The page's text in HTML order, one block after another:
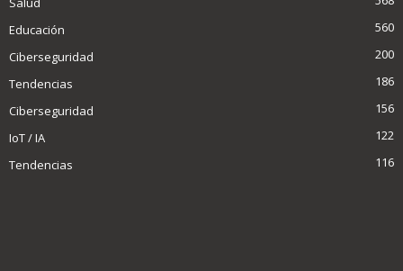
Educación
560
Ciberseguridad
200
Tendencias
186
Ciberseguridad
156
IoT / IA
122
Tendencias
116